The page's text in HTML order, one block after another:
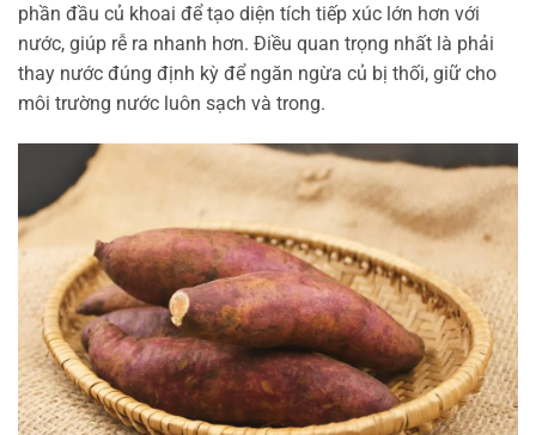
phần đầu củ khoai để tạo diện tích tiếp xúc lớn hơn với
nước, giúp rễ ra nhanh hơn. Điều quan trọng nhất là phải
thay nước đúng định kỳ để ngăn ngừa củ bị thối, giữ cho
môi trường nước luôn sạch và trong.